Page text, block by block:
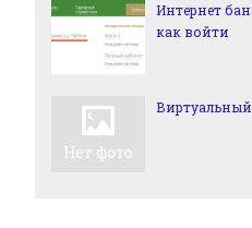
Интернет
как войти